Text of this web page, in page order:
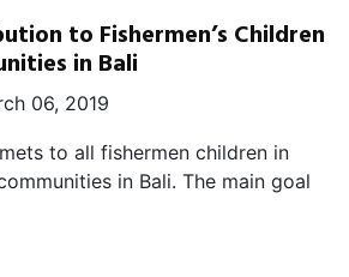
to Fishermen’s Children
in Bali
06, 2019
to all fishermen children in
in Bali. The main goal